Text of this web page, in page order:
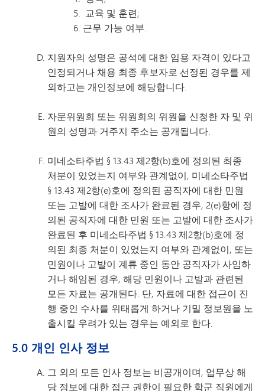
교육 및 훈련;
근무 가능 여부.
지원자의 성명은 공석에 대한 임용 자격이 있다고
인정되거나 채용 최종 후보자로 선정된 경우를 제
외하고는 개인정보에 해당합니다.
자문위원회 또는 위원회의 위원을 신청한 자 및 위
원의 성명과 거주지 주소는 공개됩니다.
미네소타주법 § 13.43 제2항(b)호에 정의된 최종
처분이 있었는지 여부와 관계없이, 미네소타주법
§ 13.43 제2항(e)호에 정의된 공직자에 대한 민원
또는 고발에 대한 조사가 완료된 경우, 2(e)항에 정
의된 공직자에 대한 민원 또는 고발에 대한 조사가
완료된 후 미네소타주법 § 13.43 제2항(b)호에 정
의된 최종 처분이 있었는지 여부와 관계없이, 또는
민원이나 고발이 계류 중인 동안 공직자가 사임하
거나 해임된 경우, 해당 민원이나 고발과 관련된
모든 자료는 공개된다. 단, 자료에 대한 접근이 진
행 중인 수사를 위태롭게 하거나 기밀 정보원을 노
출시킬 우려가 있는 경우는 예외로 한다.
5.0 개인 인사 정보
그 외의 모든 인사 정보는 비공개이며, 업무상 해
당 정보에 대한 접근 권한이 필요한 학군 직원에게